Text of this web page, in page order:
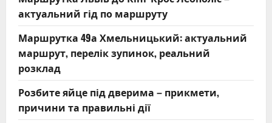
актуальний гід по маршруту
Маршрутка 49а Хмельницький: актуальний
маршрут, перелік зупинок, реальний
розклад
Розбите яйце під дверима – прикмети,
причини та правильні дії